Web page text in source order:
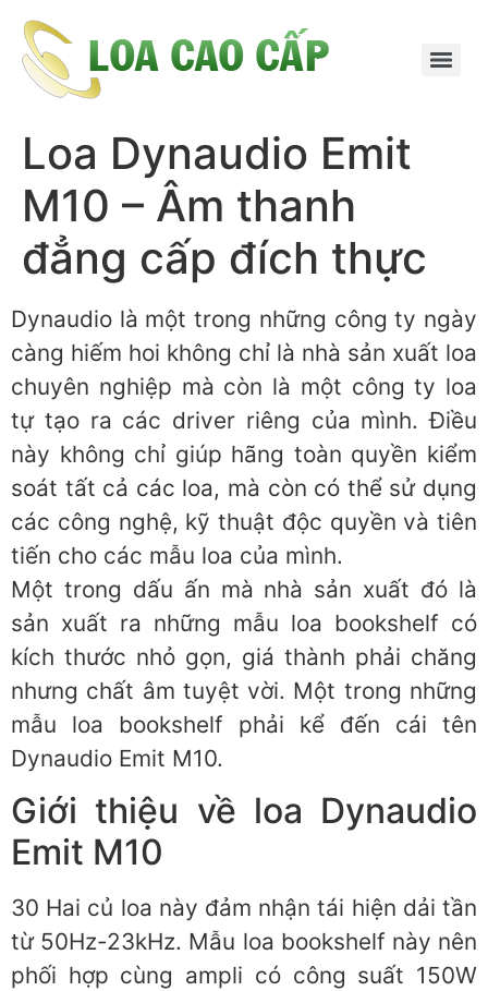
Loa Dynaudio Emit
M10 – Âm thanh
đẳng cấp đích thực
Dynaudio là một trong những công ty ngày
càng hiếm hoi không chỉ là nhà sản xuất loa
chuyên nghiệp mà còn là một công ty loa
tự tạo ra các driver riêng của mình. Điều
này không chỉ giúp hãng toàn quyền kiểm
soát tất cả các loa, mà còn có thể sử dụng
các công nghệ, kỹ thuật độc quyền và tiên
tiến cho các mẫu loa của mình.
Một trong dấu ấn mà nhà sản xuất đó là
sản xuất ra những mẫu loa bookshelf có
kích thước nhỏ gọn, giá thành phải chăng
nhưng chất âm tuyệt vời. Một trong những
mẫu loa bookshelf phải kể đến cái tên
Dynaudio Emit M10.
Giới thiệu về loa Dynaudio
Emit M10
30 Hai củ loa này đảm nhận tái hiện dải tần
từ 50Hz-23kHz. Mẫu loa bookshelf này nên
phối hợp cùng ampli có công suất 150W